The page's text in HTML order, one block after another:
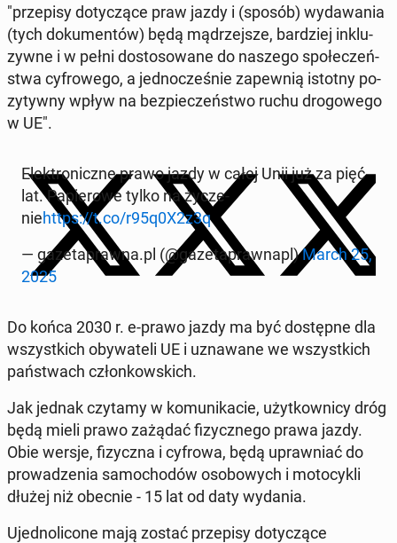
"prze­pi­sy do­ty­czą­ce praw jazdy i (sposób) wy­da­wa­nia
(tych do­ku­men­tów) będą mą­drzej­sze, bar­dziej in­klu­
zyw­ne i w pełni do­sto­so­wa­ne do naszego spo­łe­czeń­
stwa cy­fro­we­go, a jed­no­cze­śnie za­pew­nią istotny po­
zy­tyw­ny wpływ na bez­pie­czeń­stwo ruchu dro­go­we­go
w UE".
Elek­tro­nicz­ne prawo jazdy w całej Unii już za pięć
lat. Pa­pie­ro­we tylko na ży­cze­
niehttps://t.co/r95q0X2z3q
— ga­ze­ta­praw­na.pl (@ga­ze­ta­praw­napl)March 25,
2025
Do końca 2030 r. e-prawo jazdy ma być do­stęp­ne dla
wszyst­kich oby­wa­te­li UE i uzna­wa­ne we wszyst­kich
pań­stwach człon­kow­skich.
Jak jednak czytamy w ko­mu­ni­ka­cie, użyt­kow­ni­cy dróg
będą mieli prawo zażądać fi­zycz­ne­go prawa jazdy.
Obie wersje, fi­zycz­na i cyfrowa, będą upraw­niać do
pro­wa­dze­nia sa­mo­cho­dów oso­bo­wych i mo­to­cy­kli
dłużej niż obecnie - 15 lat od daty wydania.
Ujed­no­li­co­ne mają zostać prze­pi­sy do­ty­czą­ce